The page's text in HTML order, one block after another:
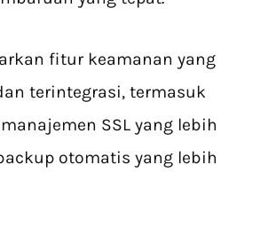
fitur keamanan yang
terintegrasi, termasuk
SSL yang lebih
otomatis yang lebih